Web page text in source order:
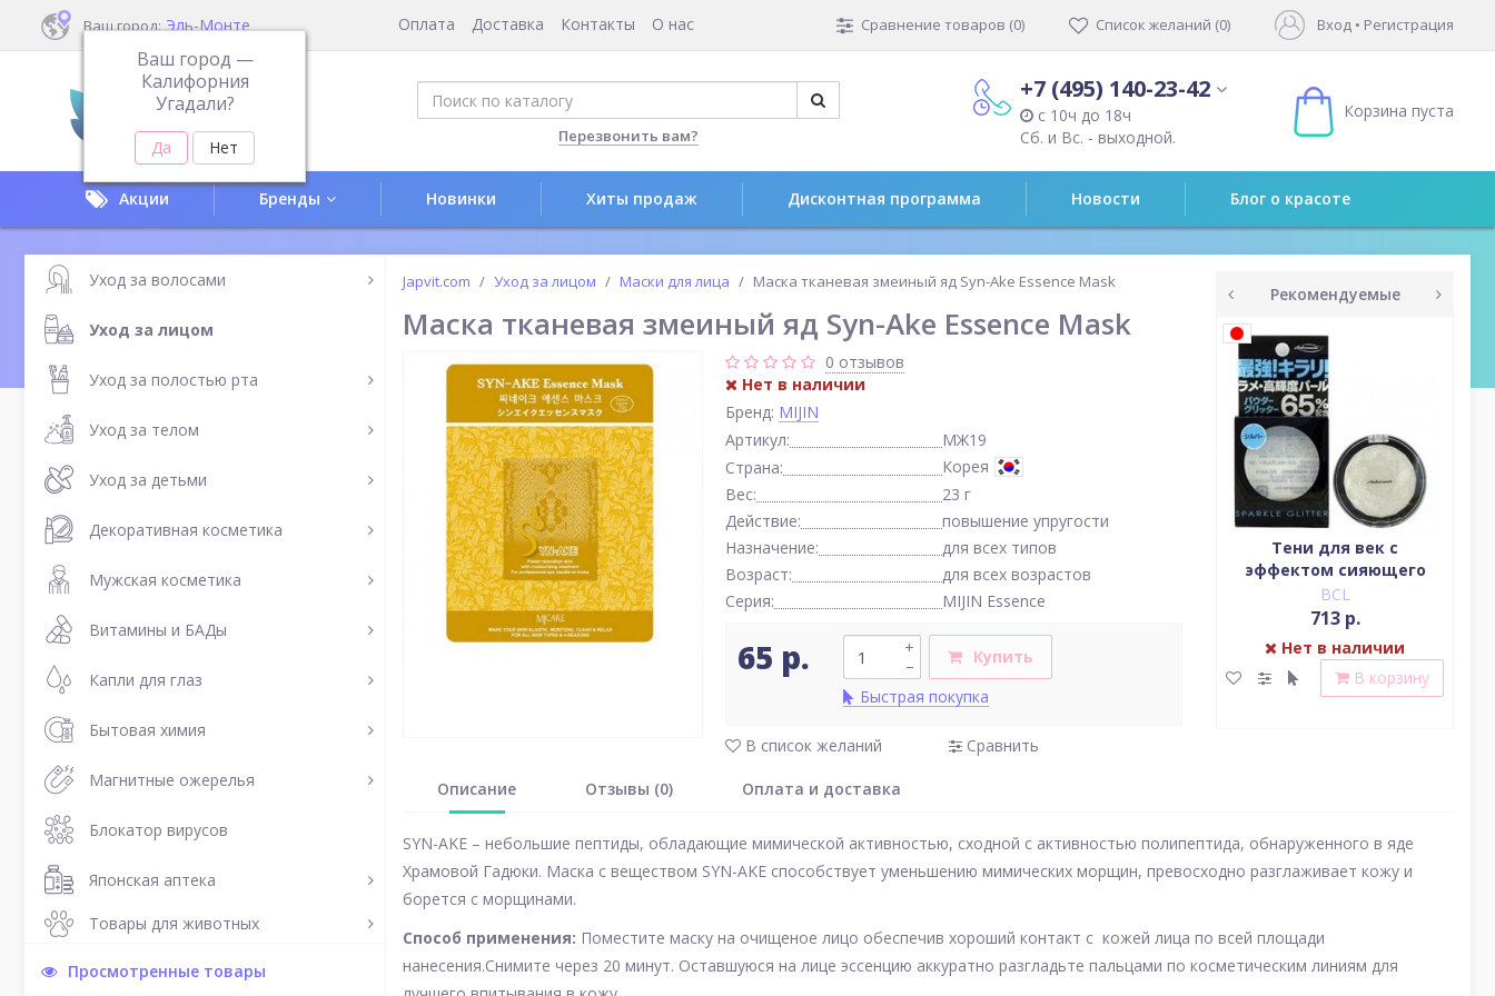
Ваш город: Эль-Монте
Ваш город —
Калифорния
Угадали?
Оплата Доставка Контакты О нас Сравнение товаров (0) Список желаний (0) Вход • Регистрация
Перезвонить вам?
+7 (495) 140-23-42
с 10ч до 18ч
Сб. и Вс. - выходной.
Корзина пуста
Акции Бренды Новинки Хиты продаж Дисконтная программа Новости Блог о красоте
Уход за волосами
Уход за лицом
Уход за полостью рта
Уход за телом
Уход за детьми
Декоративная косметика
Мужская косметика
Витамины и БАДы
Капли для глаз
Бытовая химия
Магнитные ожерелья
Блокатор вирусов
Японская аптека
Товары для животных
Просмотренные товары
Japvit.com Уход за лицом Маски для лица Маска тканевая змеиный яд Syn-Ake Essence Mask
Маска тканевая змеиный яд Syn-Ake Essence Mask
0 отзывов
Нет в наличии
Бренд: MIJIN
Артикул:
МЖ19
Страна:
Корея
Вес:
23 г
Действие:
повышение упругости
Назначение:
для всех типов
Возраст:
для всех возрастов
Серия:
MIJIN Essence
65 р. –
+
Купить
Быстрая покупка
В список желаний Сравнить
Рекомендуемые
Водостойкая жидкая
подводка (цвет
насыщенный черный)
Тени для век c
эффектом сияющего
блеска (серебро)
BCL
713 р.
Нет в наличии
В корзину
Описание Отзывы (0) Оплата и доставка
SYN-AKE – небольшие пептиды, обладающие мимической активностью, сходной с активностью полипептида, обнаруженного в яде
Храмовой Гадюки. Маска с веществом SYN-AKE способствует уменьшению мимических морщин, превосходно разглаживает кожу и
борется с морщинами.
Способ применения: Поместите маску на очищеное лицо обеспечив хороший контакт с кожей лица по всей площади
нанесения.Снимите через 20 минут. Оставшуюся на лице эссенцию аккуратно разгладьте пальцами по косметическим линиям для